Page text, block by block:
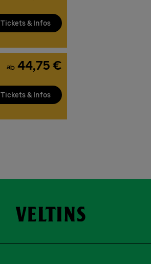
Tickets & Infos
ab 44,75 €
Tickets & Infos